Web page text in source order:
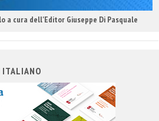
a cura dell'Editor Giuseppe Di Pasquale
ITALIANO